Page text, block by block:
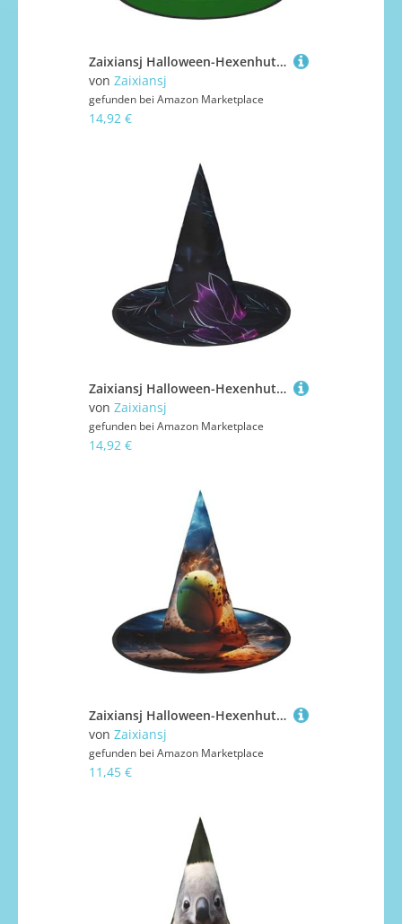
Zaixiansj Halloween-Hexenhut, Flagge von Tadschikistan, Kopfbedeckung, gruseliger Hut für Erwachsene, Festival-Kopfbedeckung
von Zaixiansj
gefunden bei Amazon Marketplace
14,92 €
Zaixiansj Halloween-Hexenhut, schwarzer Mystery-Druck, Kostüm, Kopfbedeckung, Erwachsene, gruseliger Hut, Festival-Kopfbedeckung
von Zaixiansj
gefunden bei Amazon Marketplace
14,92 €
Zaixiansj Halloween-Hexenhut, Lightning-Tennis-Druck, Kopfbedeckung, gruseliger Hut für Erwachsene, Festival-Kopfbedeckung
von Zaixiansj
gefunden bei Amazon Marketplace
11,45 €